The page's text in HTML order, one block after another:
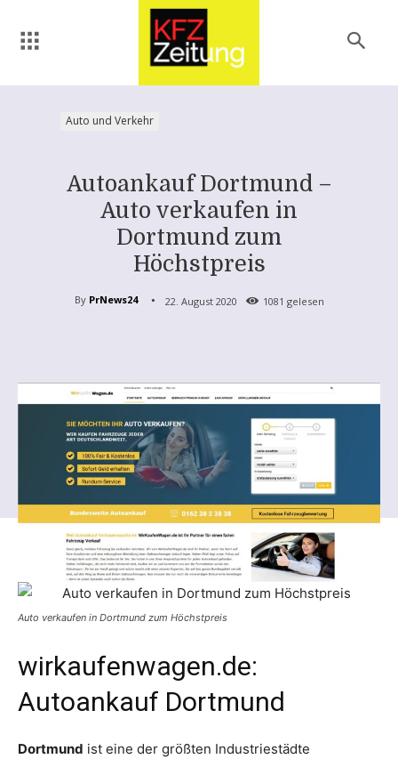
Auto und Verkehr
Autoankauf Dortmund –
Auto verkaufen in
Dortmund zum
Höchstpreis
By PrNews24 22. August 2020 1081 gelesen
Auto verkaufen in Dortmund zum Höchstpreis
wirkaufenwagen.de:
Autoankauf Dortmund
Dortmund ist eine der größten Industriestädte